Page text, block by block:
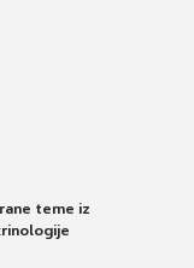
teme iz